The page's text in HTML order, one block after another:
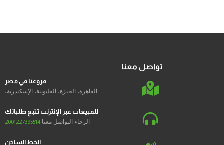
تواصل معنا
فروعنا في مصر
القاهرة، الجيزة، القليوبية، الإسكندرية،
للمبيعات عبر الإنترنت تتبع طلباتك
الرجاء التواصل معنا 2001227395514
الخط الساخن